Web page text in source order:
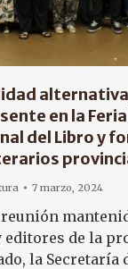
en la Feria
del Libro y
7 marzo, 2024
reunión
editores de la
la Secretaría